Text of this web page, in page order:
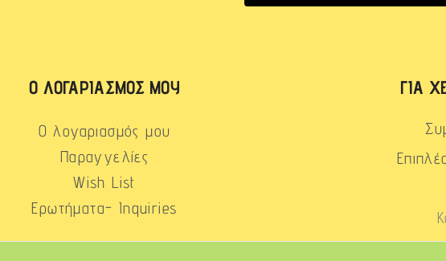
Ο ΛΟΓΑΡΙΑΣΜΌΣ ΜΟΥ
Ο λογαριασμός μου
Παραγγελίες
Wish List
Ερωτήματα- Inquiries
ΓΙΑ